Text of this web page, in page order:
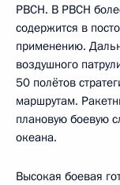
РВСН. В РВСН
содержится в
применению.
воздушного
50 полётов
маршрутам.
плановую боевую
океана.
Высокая боевая